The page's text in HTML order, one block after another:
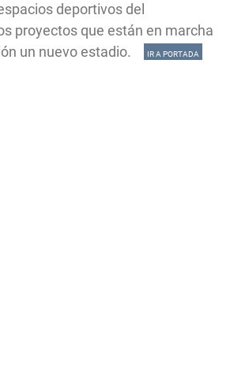
deportivos del
proyectos que están en marcha
un nuevo estadio.
IR A PORTADA